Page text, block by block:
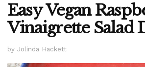
Easy Vegan
Vinaigrette Salad
by Jolinda Hackett